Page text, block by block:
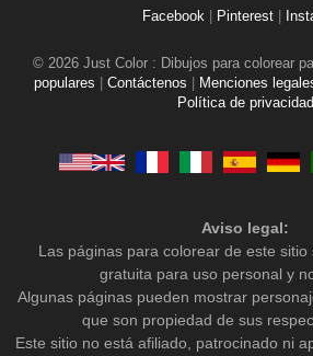
Facebook Pinterest
© 2026 Just Color : Dibujos para colorear
populares
Contáctenos Menciones
Política de privacidad
Aviso legal:
Las páginas para colorear de este
gratuita para uso personal y
Algunas páginas pueden mostrar
que son propiedad de sus
Este sitio no está afiliado, patrocinado ni